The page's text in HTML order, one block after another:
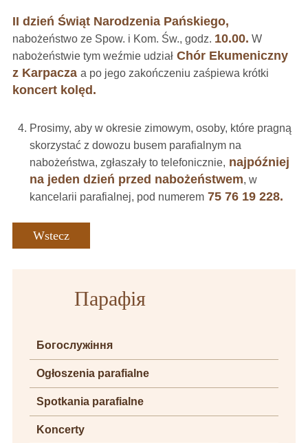
II dzień Świąt Narodzenia Pańskiego,
nabożeństwo ze Spow. i Kom. Św., godz. 10.00. W
nabożeństwie tym weźmie udziałChór Ekumeniczny
z Karpacza a po jego zakończeniu zaśpiewa krótki
koncert kolęd.
Prosimy, aby w okresie zimowym, osoby, które pragną
skorzystać z dowozu busem parafialnym na
nabożeństwa, zgłaszały to telefonicznie, najpóźniej
na jeden dzień przed nabożeństwem, w
kancelarii parafialnej, pod numerem75 76 19 228.
Wstecz
Парафія
Богослужіння
Ogłoszenia parafialne
Spotkania parafialne
Koncerty